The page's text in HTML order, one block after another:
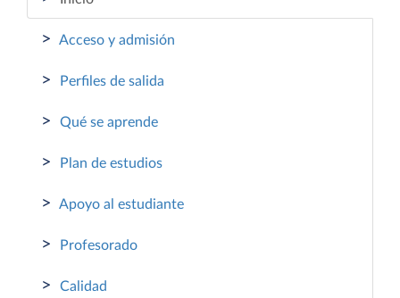
> Acceso y admisión
> Perfiles de salida
> Qué se aprende
> Plan de estudios
> Apoyo al estudiante
> Profesorado
> Calidad